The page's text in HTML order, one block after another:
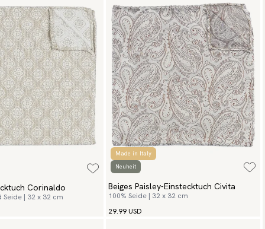
Corinaldo
Seide | 32 x 32 cm
Made in Italy
Neuheit
Beiges Paisley-Einstecktuch Civita
100% Seide | 32 x 32 cm
29.99 USD